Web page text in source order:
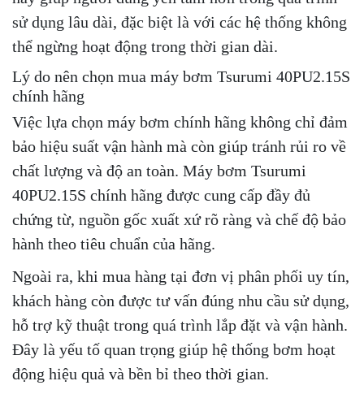
sử dụng lâu dài, đặc biệt là với các hệ thống không
thể ngừng hoạt động trong thời gian dài.
Lý do nên chọn mua máy bơm Tsurumi 40PU2.15S
chính hãng
Việc lựa chọn máy bơm chính hãng không chỉ đảm
bảo hiệu suất vận hành mà còn giúp tránh rủi ro về
chất lượng và độ an toàn. Máy bơm Tsurumi
40PU2.15S chính hãng được cung cấp đầy đủ
chứng từ, nguồn gốc xuất xứ rõ ràng và chế độ bảo
hành theo tiêu chuẩn của hãng.
Ngoài ra, khi mua hàng tại đơn vị phân phối uy tín,
khách hàng còn được tư vấn đúng nhu cầu sử dụng,
hỗ trợ kỹ thuật trong quá trình lắp đặt và vận hành.
Đây là yếu tố quan trọng giúp hệ thống bơm hoạt
động hiệu quả và bền bỉ theo thời gian.